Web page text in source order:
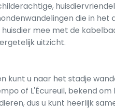
die in het
mee met de
uitzicht.
kunt u naar het stadje
of L'Écureuil, bekend
dus u kunt heerlijk